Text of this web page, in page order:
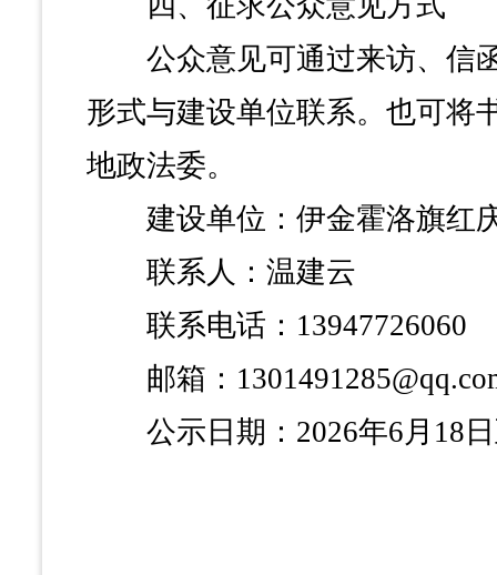
公众意见可通过来访、信
形式与建设单位联系。也可将
地政法委。
建设单位：伊金霍洛旗红
联系人：温建云
联系电话：13947726060
邮箱：
公示日期：2026年6月18日